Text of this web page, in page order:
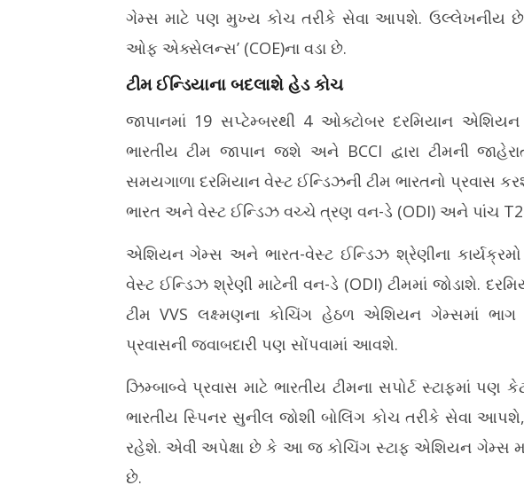
ટીમ ઈન્ડિયાના નવા મુખ્ય કોચ: ઈંગ્લેન્ડ
શ્રેણી બાદ ગૌતમ ગંભીર નહીં, આ દિગ્ગજને
જવાબદારી મળશે
9,
જુલાઈ મહિનામાં વાહન બજારમાં રેકોર્ડ
વેચાણ, કાર અને ઈલેક્ટ્રિક વાહનોની
ગેમ્સ માટે પણ મુખ્ય કોચ તરીકે સેવા આપશે. ઉલ્લેખનીય છે
ઓફ એક્સેલન્સ’ (COE)ના વડા છે.
ટીમ ઈન્ડિયાના બદલાશે હેડ કોચ
જાપાનમાં 19 સપ્ટેમ્બરથી 4 ઓક્ટોબર દરમિયાન
ભારતીય ટીમ જાપાન જશે અને BCCI દ્વારા ટીમની
સમયગાળા દરમિયાન વેસ્ટ ઈન્ડિઝની ટીમ ભારતનો પ્રવાસ
ભારત અને વેસ્ટ ઈન્ડિઝ વચ્ચે ત્રણ વન-ડે (ODI) અને પાંચ
એશિયન ગેમ્સ અને ભારત-વેસ્ટ ઈન્ડિઝ શ્રેણીના
વેસ્ટ ઈન્ડિઝ શ્રેણી માટેની વન-ડે (ODI) ટીમમાં જોડાશે.
ટીમ VVS લક્ષ્મણના કોચિંગ હેઠળ એશિયન ગેમ્સમાં
પ્રવાસની જવાબદારી પણ સોંપવામાં આવશે.
ઝિમ્બાબ્વે પ્રવાસ માટે ભારતીય ટીમના સપોર્ટ સ્ટાફમાં પણ
ભારતીય સ્પિનર ​​સુનીલ જોશી બોલિંગ કોચ તરીકે સેવા
રહેશે. એવી અપેક્ષા છે કે આ જ કોચિંગ સ્ટાફ એશિયન ગેમ્સ
છે.